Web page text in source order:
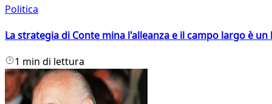
Politica
La strategia di Conte mina l'alleanza e il campo largo è
1 min di lettura